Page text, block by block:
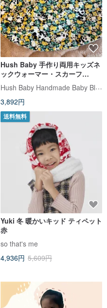
Hush Baby 手作り両用キッズネ
ックウォーマー・スカーフ
M（黄緑パンダ エレガントグレ
ー）
Hush Baby Handmade Baby Blanket
3,892円
送料無料
Yuki 冬 暖かいキッド ティペット
赤
so that's me
4,936円 5,609円